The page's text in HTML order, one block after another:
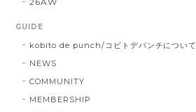
GUIDE
kobito de punch/コビトデパンチについて
NEWS
COMMUNITY
MEMBERSHIP